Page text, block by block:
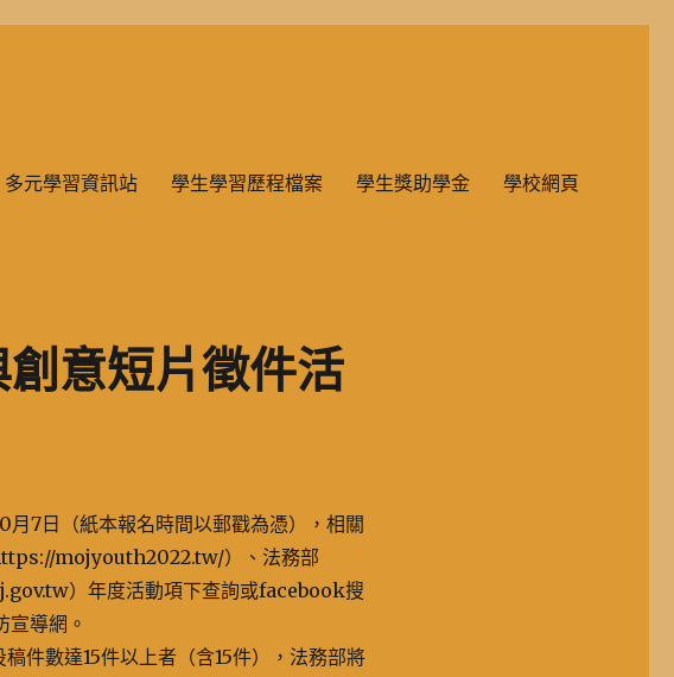
多元學習資訊站 學生學習歷程檔案 學生獎助學金 學校網頁
創意短片徵件活
月7日（紙本報名時間以郵戳為憑），相關
mojyouth2022.tw/）、法務部
）年度活動項下查詢或facebook搜
導網。
件數達15件以上者（含15件），法務部將